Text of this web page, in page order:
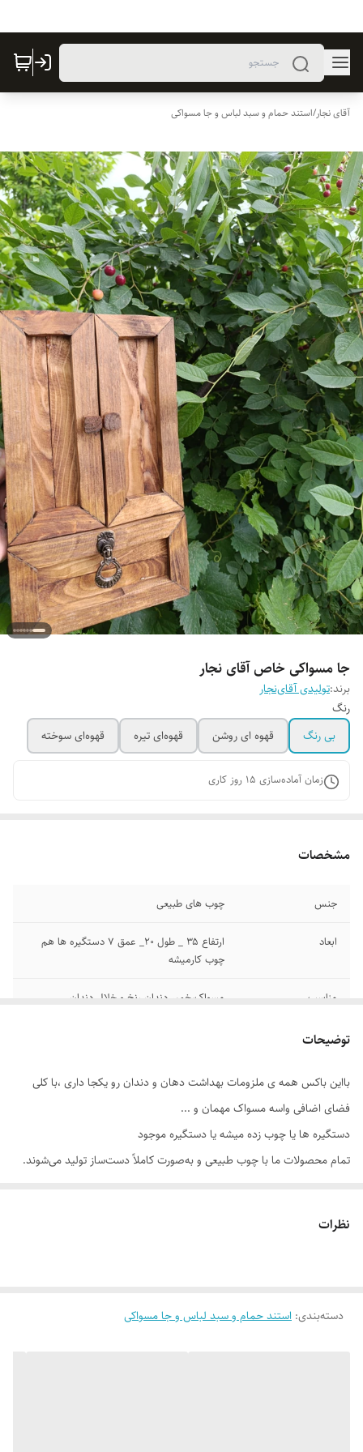
آقای نجار/استند حمام و سبد لباس و جا مسواکی
جا مسواکی خاص آقای نجار
برند:تولیدی آقای‌نجار
رنگ
بی رنگ
قهوه ای روشن قهوه‌ای تیره قهوه‌ای سوخته
زمان آماده‌سازی 15 روز کاری
مشخصات
جنس چوب های طبیعی
ابعاد
ارتفاع ۳۵ _ طول ۲۰_ عمق ۷ دستگیره ها هم
چوب کارمیشه
مناسب مسواک،خمیر دندان ،نخ و خلال دندان ...
توضیحات
بااین باکس همه ی ملزومات بهداشت دهان و دندان رو یکجا داری ،با کلی
فضای اضافی واسه مسواک مهمان و ...
دستگیره ها یا چوب زده میشه یا دستگیره موجود
تمام محصولات ما با چوب طبیعی و به‌صورت کاملاً دست‌ساز تولید می‌شوند.
موجود وجود دارد. این ویژگی‌ها بخشی از اصالت و هویت چوب طبیعی است و
نظرات
دسته‌بندی: استند حمام و سبد لباس و جا مسواکی